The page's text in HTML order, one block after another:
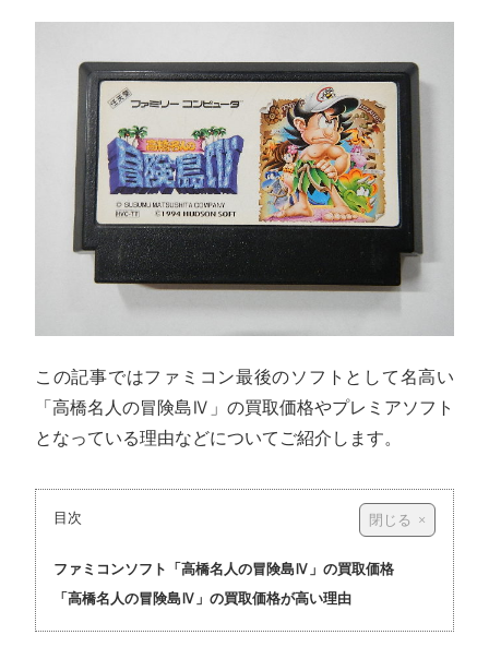
この記事ではファミコン最後のソフトとして名高い
「高橋名人の冒険島Ⅳ」の買取価格やプレミアソフト
となっている理由などについてご紹介します。
目次
ファミコンソフト「高橋名人の冒険島Ⅳ」の買取価格
「高橋名人の冒険島Ⅳ」の買取価格が高い理由